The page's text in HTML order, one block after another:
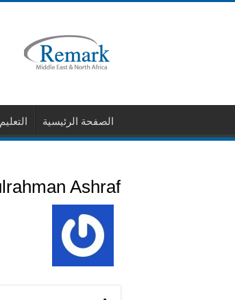
الصفحة الرئيسية التعليم
Ashraf